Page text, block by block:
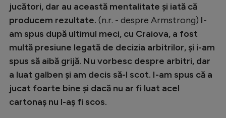
jucători, dar au această mentalitate și iată că
producem rezultate. (n.r. - despre Armstrong) I-
am spus după ultimul meci, cu Craiova, a fost
multă presiune legată de decizia arbitrilor, și i-am
spus să aibă grijă. Nu vorbesc despre arbitri, dar
a luat galben și am decis să-l scot. I-am spus că a
jucat foarte bine și dacă nu ar fi luat acel
cartonaș nu l-aș fi scos.